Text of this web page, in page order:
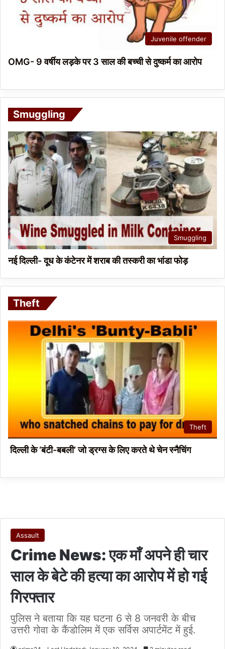
Juvenile offender
OMG- 9 वर्षीय लड़के पर 3 साल की बच्ची से दुष्कर्म का आरोप
Smuggling
Smuggling
नई दिल्ली- दूध के कंटेनर में शराब की तस्करी का भांडा फोड़
Theft
Theft
दिल्ली के ‘बंटी-बबली’ जो ड्रग्स के लिए करते थे चेन स्नैचिंग